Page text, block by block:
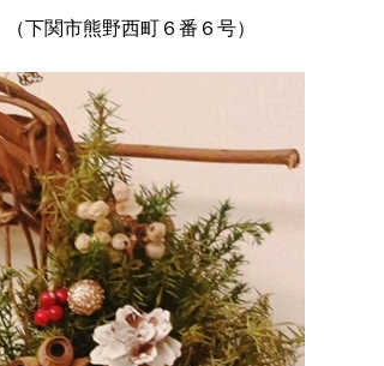
下関市熊野西町６番６号）